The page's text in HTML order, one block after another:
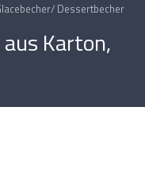
Dessertbecher
aus Karton,